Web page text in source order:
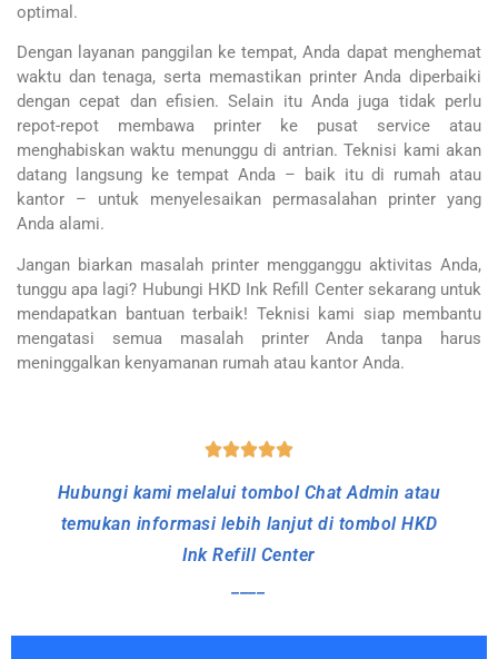
optimal.
Dengan layanan panggilan ke tempat, Anda dapat menghemat
waktu dan tenaga, serta memastikan printer Anda diperbaiki
dengan cepat dan efisien. Selain itu Anda juga tidak perlu
repot-repot membawa printer ke pusat service atau
menghabiskan waktu menunggu di antrian. Teknisi kami akan
datang langsung ke tempat Anda – baik itu di rumah atau
kantor – untuk menyelesaikan permasalahan printer yang
Anda alami.
Jangan biarkan masalah printer mengganggu aktivitas Anda,
tunggu apa lagi? Hubungi HKD Ink Refill Center sekarang untuk
mendapatkan bantuan terbaik! Teknisi kami siap membantu
mengatasi semua masalah printer Anda tanpa harus
meninggalkan kenyamanan rumah atau kantor Anda.
Hubungi kami melalui tombol Chat Admin atau
temukan informasi lebih lanjut di tombol HKD
Ink Refill Center